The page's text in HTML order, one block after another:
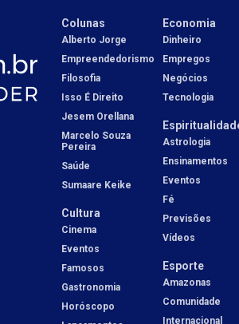
Colunas
Alberto Jorge
Empreendedorismo
Filosofia
Isso É Direito
Jesem Orellana
Marcelo Souza
Pereira
Saúde
Sumaare Keike
Cultura
Cinema
Eventos
Famosos
Gastronomia
Horóscopo
Economia
Dinheiro
Empregos
Negócios
Tecnologia
Astrologia
Ensinamentos
Eventos
Fé
Previsões
Vídeos
Esporte
Amazonas
Comunidade
Internacional